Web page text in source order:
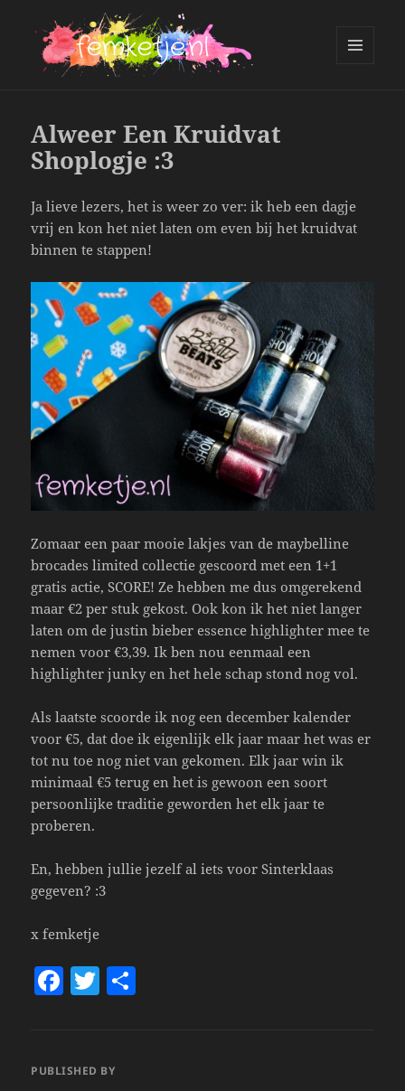
Alweer Een Kruidvat
Shoplogje :3
Ja lieve lezers, het is weer zo ver: ik heb een dagje
vrij en kon het niet laten om even bij het kruidvat
binnen te stappen!
Zomaar een paar mooie lakjes van de maybelline
brocades limited collectie gescoord met een 1+1
gratis actie, SCORE! Ze hebben me dus omgerekend
maar €2 per stuk gekost. Ook kon ik het niet langer
laten om de justin bieber essence highlighter mee te
nemen voor €3,39. Ik ben nou eenmaal een
highlighter junky en het hele schap stond nog vol.
Als laatste scoorde ik nog een december kalender
voor €5, dat doe ik eigenlijk elk jaar maar het was er
tot nu toe nog niet van gekomen. Elk jaar win ik
minimaal €5 terug en het is gewoon een soort
persoonlijke traditie geworden het elk jaar te
proberen.
En, hebben jullie jezelf al iets voor Sinterklaas
gegeven? :3
x femketje
F
e
T
er
PUBLISHED BY